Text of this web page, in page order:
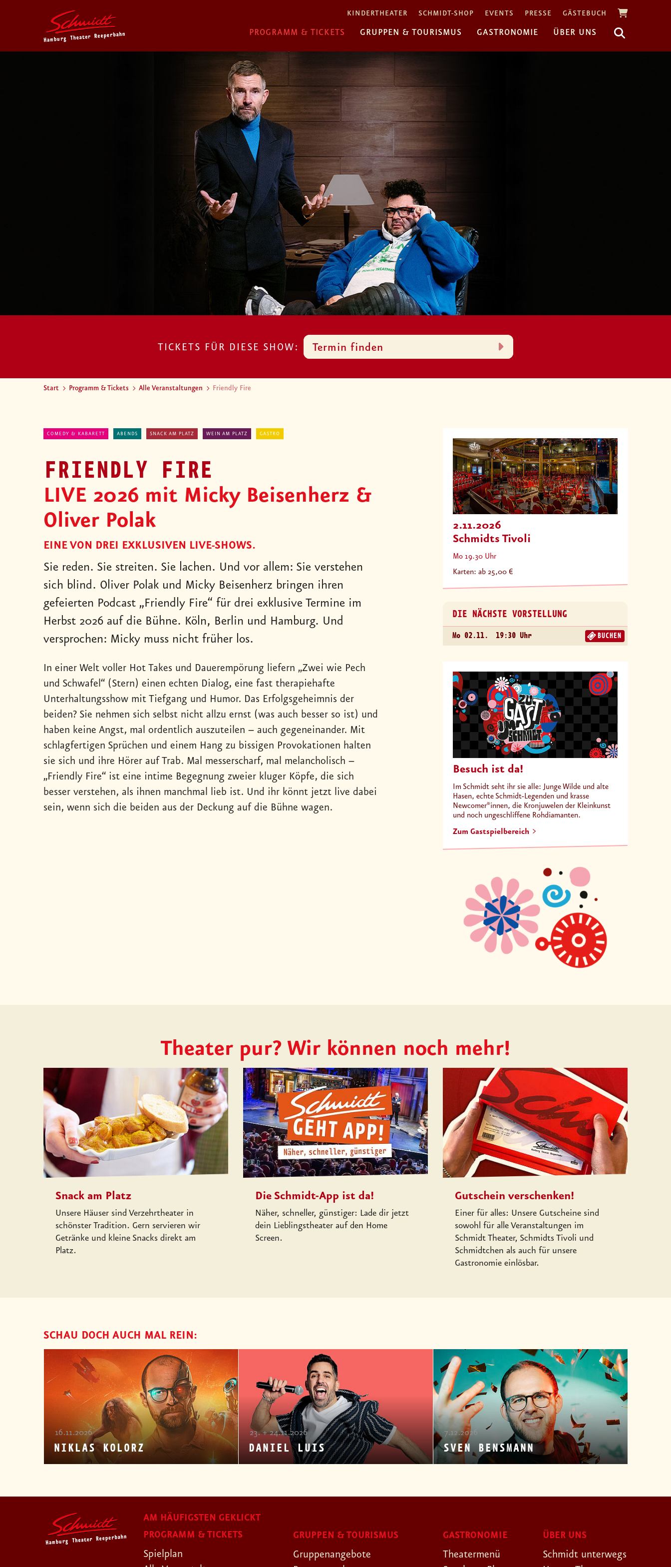
KINDERTHEATER SCHMIDT-SHOP EVENTS PRESSE GÄSTEBUCH
PROGRAMM & TICKETS GRUPPEN & TOURISMUS GASTRONOMIE ÜBER UNS
TICKETS FÜR DIESE SHOW: Termin finden
Start Programm & Tickets Alle Veranstaltungen Friendly Fire
COMEDY & KABARETT ABENDS SNACK AM PLATZ WEIN AM PLATZ GASTRO
FRIENDLY FIRE
LIVE 2026 mit Micky Beisenherz &
Oliver Polak
EINE VON DREI EXKLUSIVEN LIVE-SHOWS.
Sie reden. Sie streiten. Sie lachen. Und vor allem: Sie verstehen
sich blind. Oliver Polak und Micky Beisenherz bringen ihren
gefeierten Podcast „Friendly Fire“ für drei exklusive Termine im
Herbst 2026 auf die Bühne. Köln, Berlin und Hamburg. Und
versprochen: Micky muss nicht früher los.
In einer Welt voller Hot Takes und Dauerempörung liefern „Zwei wie Pech
und Schwafel“ (Stern) einen echten Dialog, eine fast therapiehafte
Unterhaltungsshow mit Tiefgang und Humor. Das Erfolgsgeheimnis der
beiden? Sie nehmen sich selbst nicht allzu ernst (was auch besser so ist) und
haben keine Angst, mal ordentlich auszuteilen – auch gegeneinander. Mit
schlagfertigen Sprüchen und einem Hang zu bissigen Provokationen halten
sie sich und ihre Hörer auf Trab. Mal messerscharf, mal melancholisch –
„Friendly Fire“ ist eine intime Begegnung zweier kluger Köpfe, die sich
besser verstehen, als ihnen manchmal lieb ist. Und ihr könnt jetzt live dabei
sein, wenn sich die beiden aus der Deckung auf die Bühne wagen.
2.11.2026
Schmidts Tivoli
Mo 19.30 Uhr
Karten: ab 25,00 €
DIE NÄCHSTE VORSTELLUNG
Mo 02.11. 19:30 Uhr BUCHEN
Besuch ist da!
Im Schmidt seht ihr sie alle: Junge Wilde und alte
Hasen, echte Schmidt-Legenden und krasse
Newcomer*innen, die Kronjuwelen der Kleinkunst
und noch ungeschliffene Rohdiamanten.
Zum Gastspielbereich
Theater pur? Wir können noch mehr!
Snack am Platz
Unsere Häuser sind Verzehrtheater in
schönster Tradition. Gern servieren wir
Getränke und kleine Snacks direkt am
Platz.
Die Schmidt-App ist da!
Näher, schneller, günstiger: Lade dir jetzt
dein Lieblingstheater auf den Home
Screen.
Gutschein verschenken!
Einer für alles: Unsere Gutscheine sind
sowohl für alle Veranstaltungen im
Schmidt Theater, Schmidts Tivoli und
Schmidtchen als auch für unsere
Gastronomie einlösbar.
SCHAU DOCH AUCH MAL REIN:
16.11.2026
NIKLAS KOLORZ
23. + 24.11.2026
DANIEL LUIS
7.12.2026
SVEN BENSMANN
AM HÄUFIGSTEN GEKLICKT
PROGRAMM & TICKETS
Spielplan
GRUPPEN & TOURISMUS
Gruppenangebote
GASTRONOMIE
Theatermenü
ÜBER UNS
Schmidt unterwegs